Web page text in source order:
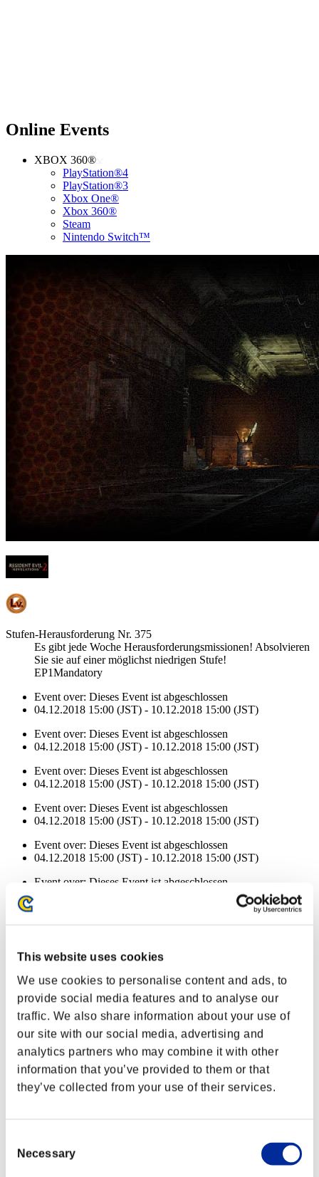
This website uses cookies
We use cookies to personalise content and ads, to
provide social media features and to analyse our
traffic. We also share information about your use of
our site with our social media, advertising and
analytics partners who may combine it with other
information that you’ve provided to them or that
they’ve collected from your use of their services.
Selection
Necessary
Online Events
XBOX 360®
PlayStation®4
PlayStation®3
Xbox One®
Xbox 360®
Steam
Nintendo Switch™
Stufen-Herausforderung Nr. 375
Es gibt jede Woche Herausforderungsmissionen! Absolvieren
Sie sie auf einer möglichst niedrigen Stufe!
EP1Mandatory
Event over: Dieses Event ist abgeschlossen
04.12.2018 15:00 (JST) - 10.12.2018 15:00 (JST)
Event over: Dieses Event ist abgeschlossen
04.12.2018 15:00 (JST) - 10.12.2018 15:00 (JST)
Event over: Dieses Event ist abgeschlossen
04.12.2018 15:00 (JST) - 10.12.2018 15:00 (JST)
Event over: Dieses Event ist abgeschlossen
04.12.2018 15:00 (JST) - 10.12.2018 15:00 (JST)
Event over: Dieses Event ist abgeschlossen
04.12.2018 15:00 (JST) - 10.12.2018 15:00 (JST)
Event over: Dieses Event ist abgeschlossen
04.12.2018 15:00 (JST) - 10.12.2018 15:00 (JST)
Event-Belohnungen
Nach Leistung
Charakter-Stufe: 40 oder weniger
Kritischer Treffer
Charakter-Stufe: 30 oder weniger
Elitekiller
Lv.5
Charakter-Stufe: 20 oder weniger